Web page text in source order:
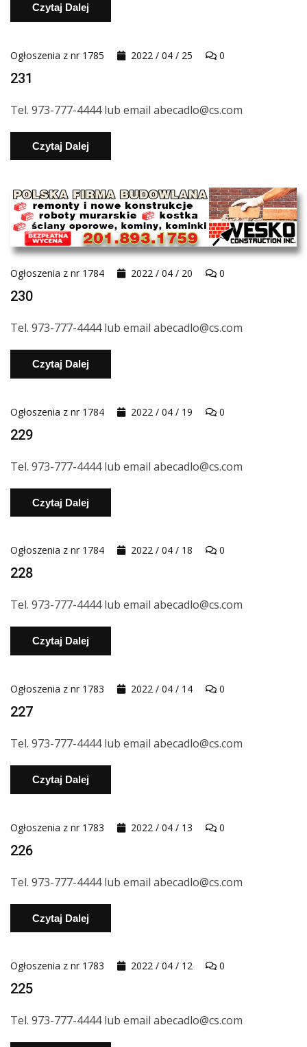
Czytaj Dalej
Ogłoszenia z nr 1785 2022 / 04 / 25 0
231
Tel. 973-777-4444 lub email abecadlo@cs.com
Czytaj Dalej
Ogłoszenia z nr 1784 2022 / 04 / 20 0
230
Tel. 973-777-4444 lub email abecadlo@cs.com
Czytaj Dalej
Ogłoszenia z nr 1784 2022 / 04 / 19 0
229
Tel. 973-777-4444 lub email abecadlo@cs.com
Czytaj Dalej
Ogłoszenia z nr 1784 2022 / 04 / 18 0
228
Tel. 973-777-4444 lub email abecadlo@cs.com
Czytaj Dalej
Ogłoszenia z nr 1783 2022 / 04 / 14 0
227
Tel. 973-777-4444 lub email abecadlo@cs.com
Czytaj Dalej
Ogłoszenia z nr 1783 2022 / 04 / 13 0
226
Tel. 973-777-4444 lub email abecadlo@cs.com
Czytaj Dalej
Ogłoszenia z nr 1783 2022 / 04 / 12 0
225
Tel. 973-777-4444 lub email abecadlo@cs.com